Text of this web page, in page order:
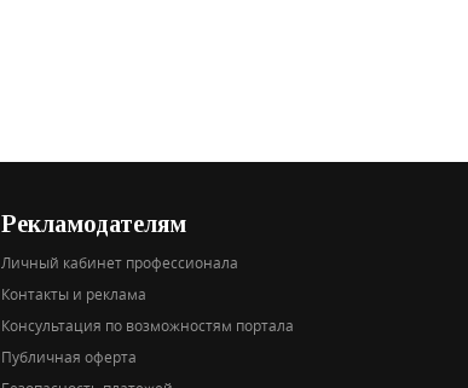
Рекламодателям
Личный кабинет профессионала
Контакты и реклама
Консультация по возможностям портала
Публичная оферта